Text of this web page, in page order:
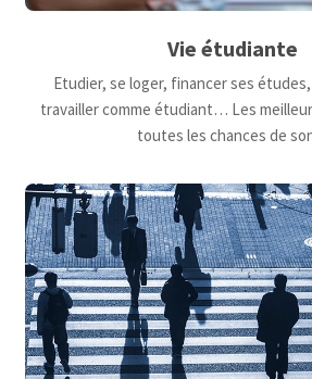
Vie étudiante
Etudier, se loger, financer ses
travailler comme étudiant… Les
toutes les chances de